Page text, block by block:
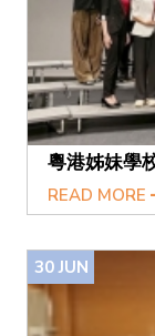
粵港姊妹學
READ MORE
30 JUN